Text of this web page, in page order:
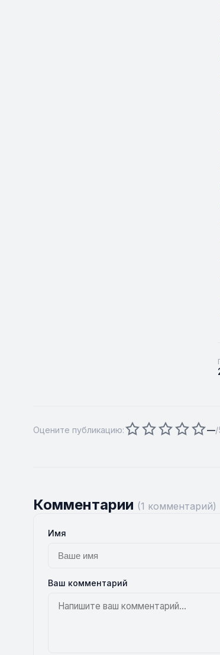
Оцените публикацию: —/
Комментарии (1 комментарий)
Имя
Ваш комментарий